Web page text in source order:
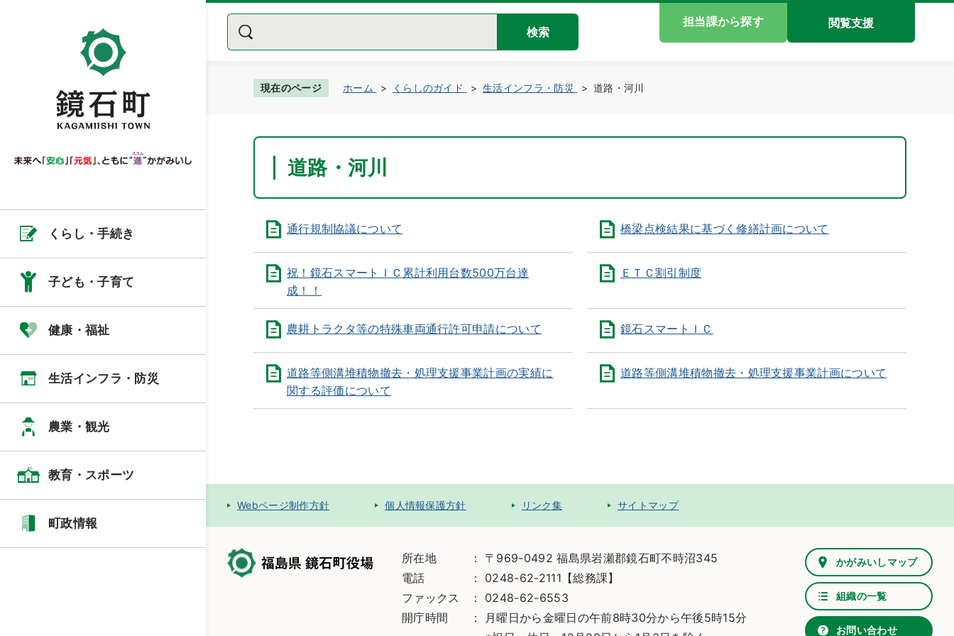
くらし・手続き
子ども・子育て
健康・福祉
生活インフラ・防災
農業・観光
教育・スポーツ
町政情報
検索
担当課から探す 閲覧支援
現在のページ ホーム くらしのガイド 生活インフラ・防災 道路・河川
道路・河川
通行規制協議について 橋梁点検結果に基づく修繕計画について
祝！鏡石スマートＩＣ累計利用台数500万台達
成！！
ＥＴＣ割引制度
農耕トラクタ等の特殊車両通行許可申請について 鏡石スマートＩＣ
道路等側溝堆積物撤去・処理支援事業計画の実績に
関する評価について
道路等側溝堆積物撤去・処理支援事業計画について
Webページ制作方針 個人情報保護方針 リンク集 サイトマップ
所在地
〒969-0492 福島県岩瀬郡鏡石町不時沼345
電話
0248-62-2111【総務課】
ファックス
0248-62-6553
開庁時間
月曜日から金曜日の午前8時30分から午後5時15分
かがみいしマップ
組織の一覧
お問い合わせ